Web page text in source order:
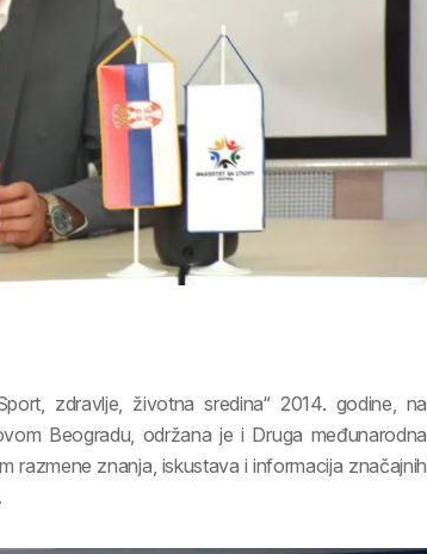
zdravlje, životna sredina“ 2014. godine, na
Beogradu, održana je i Druga međunarodna
razmene znanja, iskustava i informacija značajnih